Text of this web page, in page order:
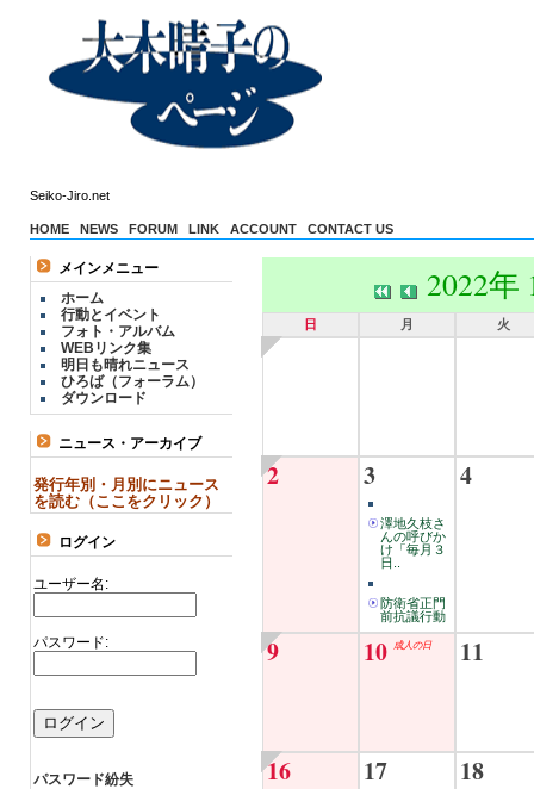
Seiko-Jiro.net
HOME NEWS FORUM LINK ACCOUNT CONTACT US
メインメニュー
ホーム
行動とイベント
フォト・アルバム
WEBリンク集
明日も晴れニュース
ひろば（フォーラム）
ダウンロード
ニュース・アーカイブ
発行年別・月別にニュース
を読む（ここをクリック）
ログイン
ユーザー名:
パスワード:
パスワード紛失
2022年
日 月 火
2 3
澤地久枝さ
んの呼びか
け「毎月３
日..
防衛省正門
前抗議行動
4
9 10 成人の日 11
16 17 18